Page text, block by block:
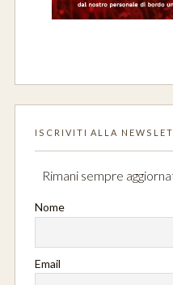
ISCRIVITI ALLA
Rimani sempre
Nome
Email